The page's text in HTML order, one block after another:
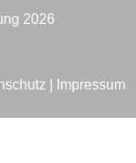
2026
Impressum